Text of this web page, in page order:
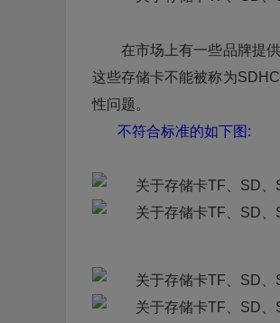
在市场上有一些品牌提供
这些存储卡不能被称为
性问题。
不符合标准的如下图: